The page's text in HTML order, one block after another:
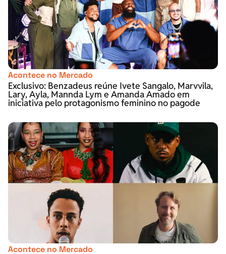
Acontece no Mercado
Exclusivo: Benzadeus reúne Ivete Sangalo, Marvvila,
Lary, Ayla, Mannda Lym e Amanda Amado em
iniciativa pelo protagonismo feminino no pagode
Acontece no Mercado